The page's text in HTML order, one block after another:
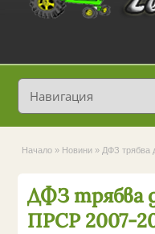
Начало » Новини » ДФЗ трябва
ДФЗ трябва
ПРСР 2007-